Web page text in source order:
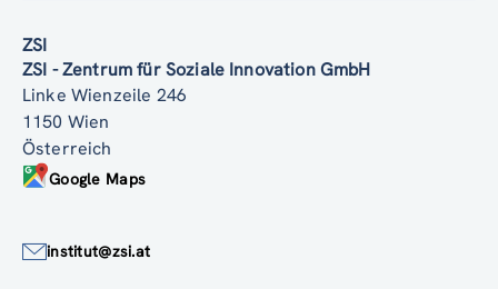
ZSI
ZSI - Zentrum für Soziale Innovation GmbH
Linke Wienzeile 246
1150 Wien
Österreich
Google Maps
institut@zsi.at